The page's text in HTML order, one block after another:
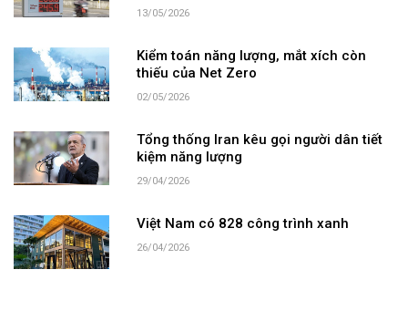
13/05/2026
Kiểm toán năng lượng, mắt xích còn
thiếu của Net Zero
02/05/2026
Tổng thống Iran kêu gọi người dân tiết
kiệm năng lượng
29/04/2026
Việt Nam có 828 công trình xanh
26/04/2026